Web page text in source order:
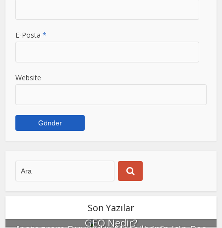
E-Posta *
Website
Son Yazılar
GEO Nedir?